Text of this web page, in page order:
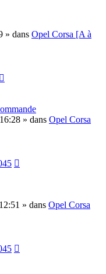
» dans Opel Corsa [A à
» dans Opel Corsa
» dans Opel Corsa